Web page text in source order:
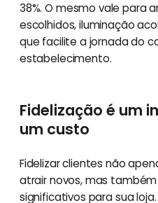
38%. O mesmo vale para
escolhidos, iluminação
que facilite a jornada do
estabelecimento.
Fidelização é um
um custo
Fidelizar clientes não
atrair novos, mas
significativos para sua